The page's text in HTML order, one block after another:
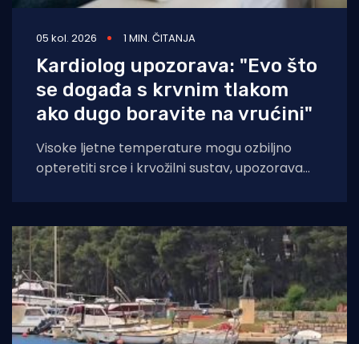
05 kol. 2026 1 MIN. ČITANJA
Kardiolog upozorava: "Evo što
se događa s krvnim tlakom
ako dugo boravite na vrućini"
Visoke ljetne temperature mogu ozbiljno
opteretiti srce i krvožilni sustav, upozorava